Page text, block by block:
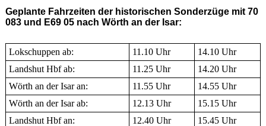
Geplante Fahrzeiten der historischen Sonderzüge mit 70
083 und E69 05 nach Wörth an der Isar:
Lokschuppen ab: 11.10 Uhr
14.10 Uhr
Landshut Hbf ab:
11.25 Uhr
14.20 Uhr
Wörth an der Isar an:
11.55 Uhr
14.55 Uhr
Wörth an der Isar ab:
12.13 Uhr
15.15 Uhr
Landshut Hbf an:
12.40 Uhr
15.45 Uhr